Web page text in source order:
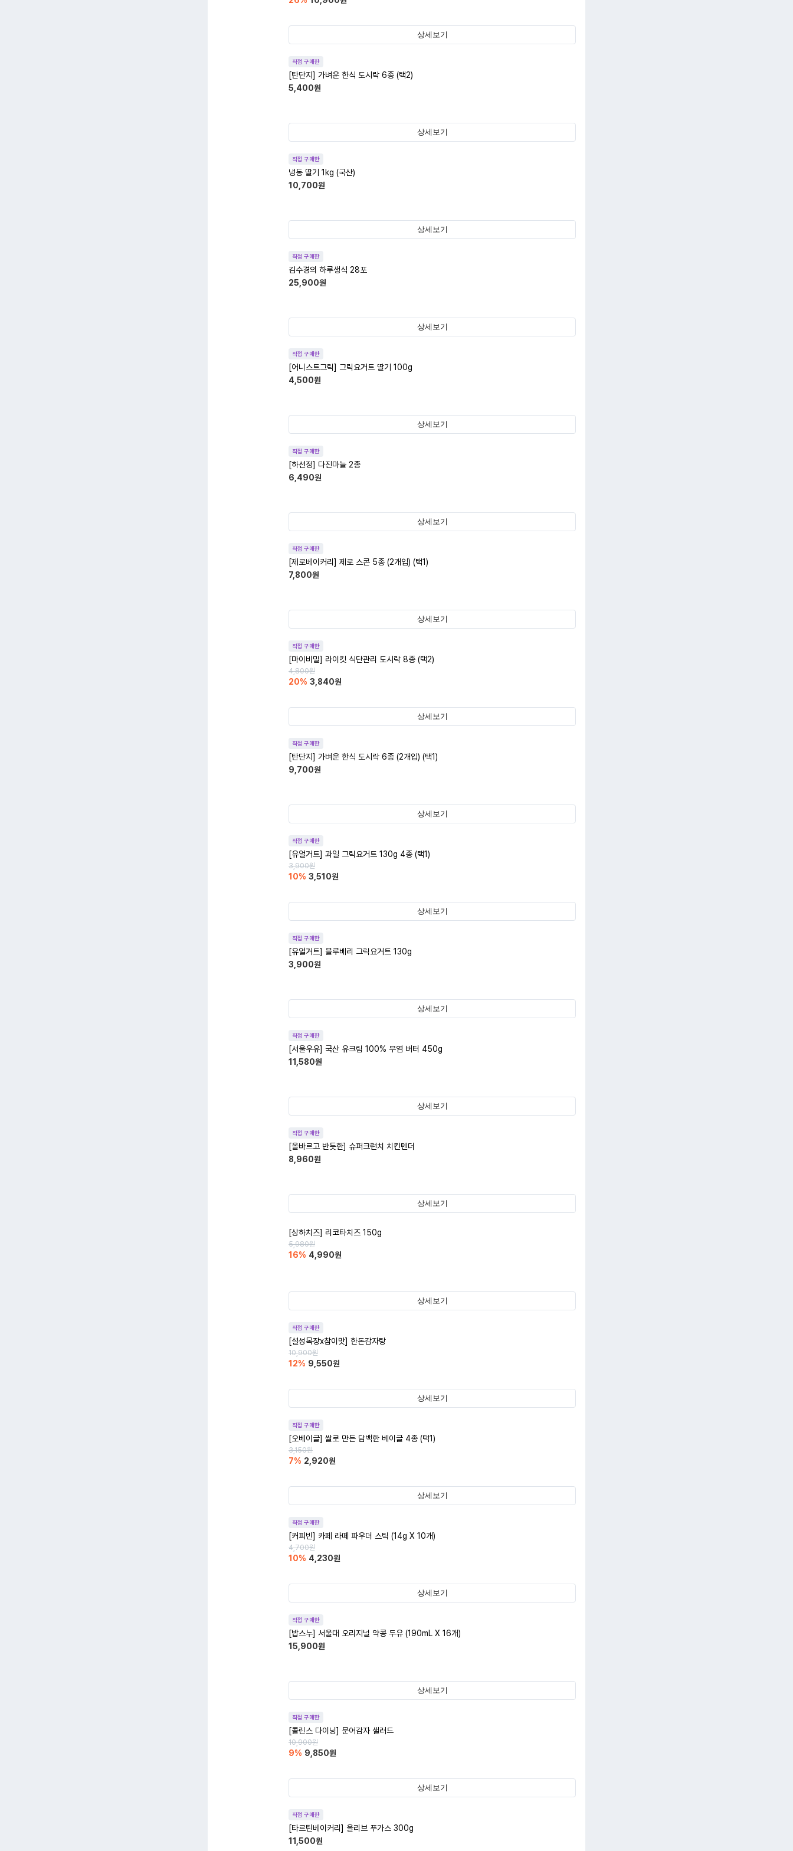
상세보기
직접 구매한
[탄단지] 가벼운 한식 도시락 6종 (택2)
5,400원
상세보기
직접 구매한
냉동 딸기 1kg (국산)
10,700원
상세보기
직접 구매한
김수경의 하루생식 28포
25,900원
상세보기
직접 구매한
[어니스트그릭] 그릭요거트 딸기 100g
4,500원
상세보기
직접 구매한
[하선정] 다진마늘 2종
6,490원
상세보기
직접 구매한
[제로베이커리] 제로 스콘 5종 (2개입) (택1)
7,800원
상세보기
직접 구매한
[마이비밀] 라이킷 식단관리 도시락 8종 (택2)
4,800원
20% 3,840원
상세보기
직접 구매한
[탄단지] 가벼운 한식 도시락 6종 (2개입) (택1)
9,700원
상세보기
직접 구매한
[유얼거트] 과일 그릭요거트 130g 4종 (택1)
3,900원
10% 3,510원
상세보기
직접 구매한
[유얼거트] 블루베리 그릭요거트 130g
3,900원
상세보기
직접 구매한
[서울우유] 국산 유크림 100% 무염 버터 450g
11,580원
상세보기
직접 구매한
[올바르고 반듯한] 슈퍼크런치 치킨텐더
8,960원
상세보기
[상하치즈] 리코타치즈 150g
5,980원
16% 4,990원
상세보기
직접 구매한
[설성목장x참이맛] 한돈감자탕
10,900원
12% 9,550원
상세보기
직접 구매한
[오베이글] 쌀로 만든 담백한 베이글 4종 (택1)
3,150원
7% 2,920원
상세보기
직접 구매한
[커피빈] 카페 라떼 파우더 스틱 (14g X 10개)
4,700원
10% 4,230원
상세보기
직접 구매한
[밥스누] 서울대 오리지널 약콩 두유 (190mL X 16개)
15,900원
상세보기
직접 구매한
[콜린스 다이닝] 문어감자 샐러드
10,900원
9% 9,850원
상세보기
직접 구매한
[타르틴베이커리] 올리브 푸가스 300g
11,500원